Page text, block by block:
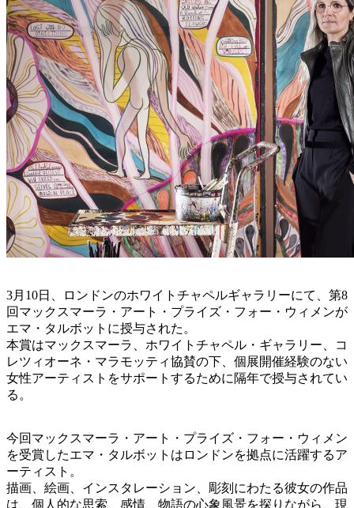
3月10日、ロンドンのホワイトチャペルギャラリーにて、第8
回マックスマーラ・アート・プライズ・フォー・ウィメンが
エマ・タルボットに授与された。
本賞はマックスマーラ、ホワイトチャペル・ギャラリー、コ
レツィオーネ・マラモッティ協賛の下、個展開催経験のない
女性アーティストをサポートするために隔年で授与されてい
る。
今回マックスマーラ・アート・プライズ・フォー・ウィメン
を受賞したエマ・タルボットはロンドンを拠点に活躍するア
ーティスト。
描画、絵画、インスタレーション、彫刻にわたる彼女の作品
は、個人的な思索、感情、物語の心象風景を探りながら、現